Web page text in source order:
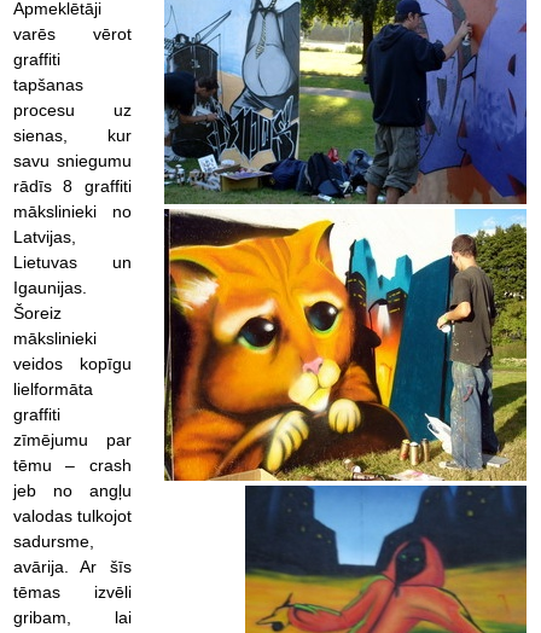
Apmeklētāji
varēs vērot
graffiti
tapšanas
procesu uz
sienas, kur
savu sniegumu
rādīs 8 graffiti
mākslinieki no
Latvijas,
Lietuvas un
Igaunijas.
Šoreiz
mākslinieki
veidos kopīgu
lielformāta
graffiti
zīmējumu par
tēmu – crash
jeb no angļu
valodas tulkojot
sadursme,
avārija. Ar šīs
tēmas izvēli
gribam, lai